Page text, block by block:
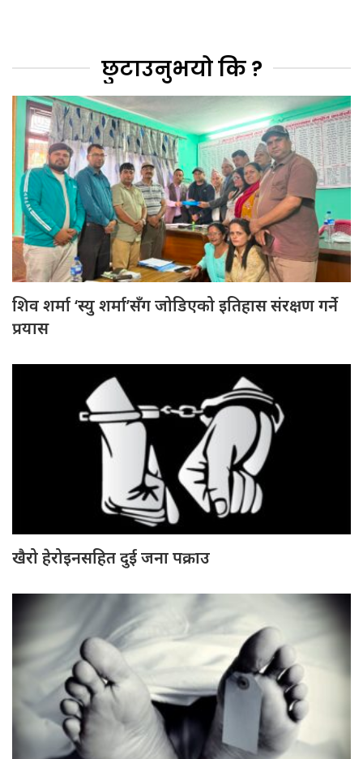
छुटाउनुभयो कि ?
शिव शर्मा ‘स्यु शर्मा’सँग जोडिएको इतिहास संरक्षण गर्ने
प्रयास
खैरो हेरोइनसहित दुई जना पक्राउ